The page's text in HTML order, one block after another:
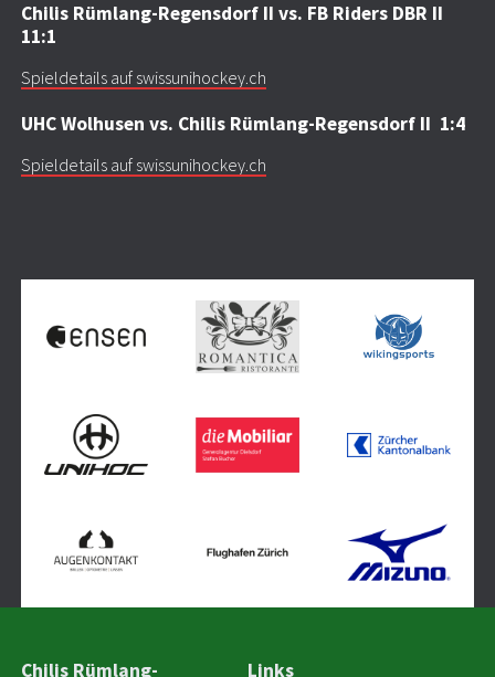
Chilis Rümlang-Regensdorf II vs. FB Riders DBR II
11:1
Spieldetails auf swissunihockey.ch
UHC Wolhusen vs. Chilis Rümlang-Regensdorf II 1:4
Spieldetails auf swissunihockey.ch
Chilis Rümlang- Links